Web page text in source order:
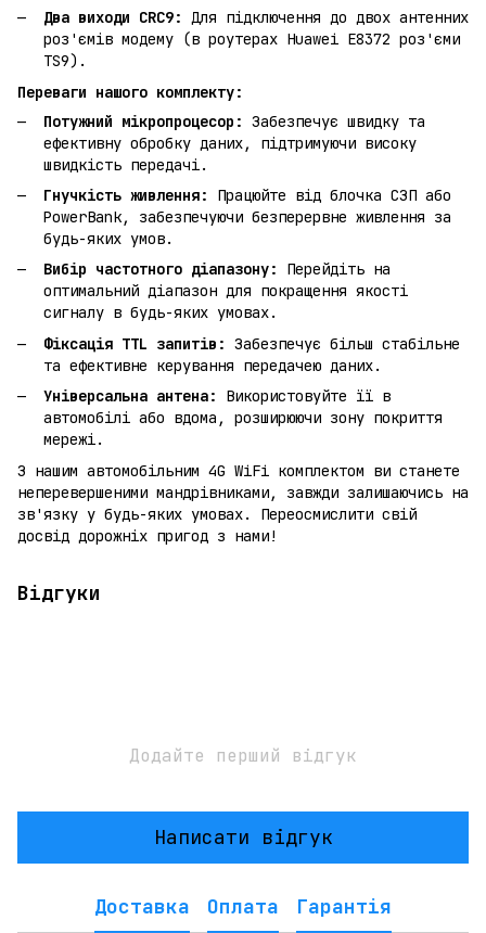
Два виходи CRC9: Для підключення до двох антенних
роз'ємів модему (в роутерах Huawei E8372 роз'єми
TS9).
Переваги нашого комплекту:
Потужний мікропроцесор: Забезпечує швидку та
ефективну обробку даних, підтримуючи високу
швидкість передачі.
Гнучкість живлення:
Працюйте від блочка СЗП або
PowerBank, забезпечуючи безперервне живлення за
будь-яких умов.
Вибір частотного діапазону:
Перейдіть на
оптимальний діапазон для покращення якості
сигналу в будь-яких умовах.
Фіксація TTL запитів: Забезпечує більш стабільне
та ефективне керування передачею даних.
Універсальна антена:
Використовуйте її в
автомобілі або вдома, розширюючи зону покриття
мережі.
З нашим автомобільним 4G WiFi комплектом ви станете
неперевершеними мандрівниками, завжди залишаючись на
зв'язку у будь-яких умовах. Переосмислити свій
досвід дорожніх пригод з нами!
Відгуки
Додайте перший відгук
Написати відгук
Доставка Оплата Гарантія